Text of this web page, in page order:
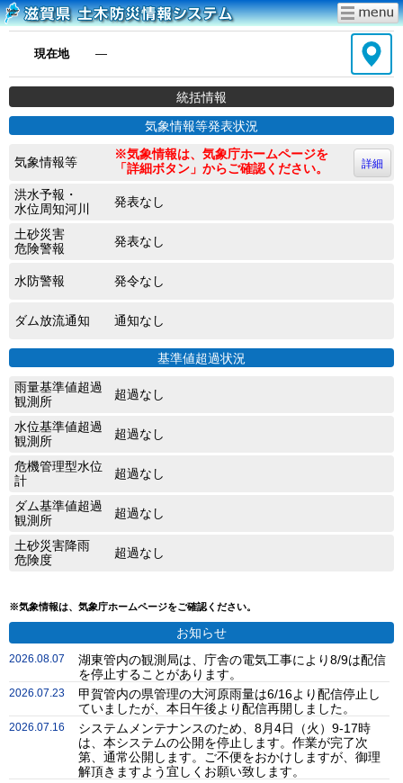
現在地 ―
統括情報
気象情報等発表状況
気象情報等
※気象情報は、気象庁ホームページを
「詳細ボタン」からご確認ください。
詳細
洪水予報・
水位周知河川
発表なし
土砂災害
危険警報
発表なし
水防警報 発令なし
ダム放流通知 通知なし
基準値超過状況
雨量基準値超過
観測所
超過なし
水位基準値超過
観測所
超過なし
危機管理型水位
計
超過なし
ダム基準値超過
観測所
超過なし
土砂災害降雨
危険度
超過なし
※気象情報は、気象庁ホームページをご確認ください。
お知らせ
2026.08.07
湖東管内の観測局は、庁舎の電気工事により8/9は配信
を停止することがあります。
2026.07.23
甲賀管内の県管理の大河原雨量は6/16より配信停止し
ていましたが、本日午後より配信再開しました。
2026.07.16
システムメンテナンスのため、8月4日（火）9-17時
は、本システムの公開を停止します。作業が完了次
第、通常公開します。ご不便をおかけしますが、御理
解頂きますよう宜しくお願い致します。